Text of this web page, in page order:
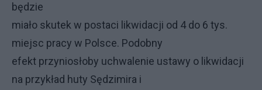
będzie
miało skutek w postaci likwidacji od 4 do 6 tys.
miejsc pracy w Polsce. Podobny
efekt przyniosłoby uchwalenie ustawy o likwidacji
na przykład huty Sędzimira i